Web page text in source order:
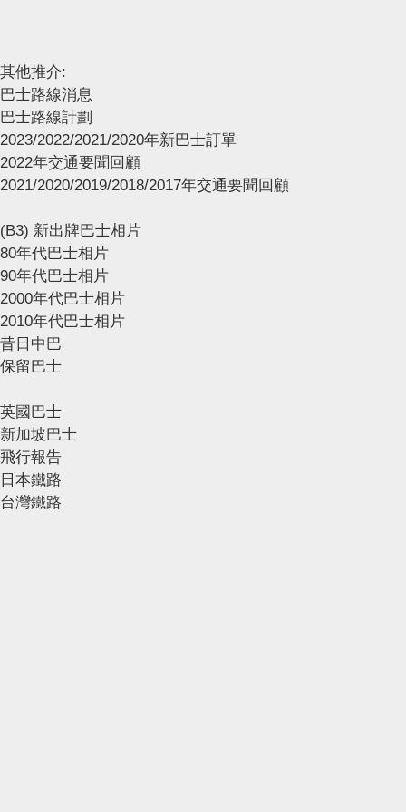
其他推介:
巴士路線消息
巴士路線計劃
2023/2022/2021/2020年新巴士訂單
2022年交通要聞回顧
2021/2020/2019/2018/2017年交通要聞回顧
(B3) 新出牌巴士相片
80年代巴士相片
90年代巴士相片
2000年代巴士相片
2010年代巴士相片
昔日中巴
保留巴士
英國巴士
新加坡巴士
飛行報告
日本鐵路
台灣鐵路